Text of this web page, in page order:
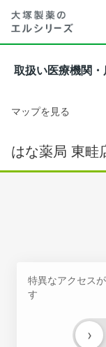
取扱い医療機関・
マップを見る
はな薬局 東畦
特異なアクセス
す
›